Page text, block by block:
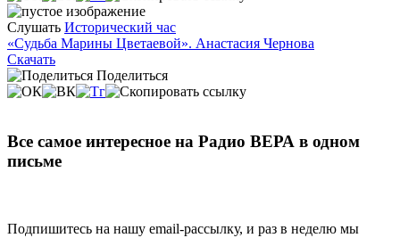
Слушать Исторический час
«Судьба Марины Цветаевой». Анастасия Чернова
Скачать
Поделиться
Все самое интересное на Радио ВЕРА в одном
письме
Подпишитесь на нашу email-рассылку, и раз в неделю мы